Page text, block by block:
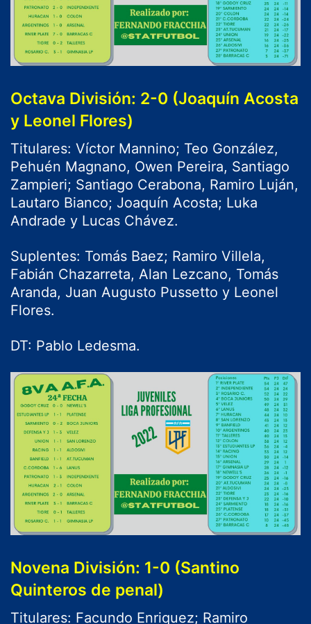
Octava División: 2-0 (Joaquín Acosta
y Leonel Flores)
Titulares: Víctor Mannino; Teo González,
Pehuén Magnano, Owen Pereira, Santiago
Zampieri; Santiago Cerabona, Ramiro Luján,
Lautaro Bianco; Joaquín Acosta; Luka
Andrade y Lucas Chávez.
Suplentes: Tomás Baez; Ramiro Villela,
Fabián Chazarreta, Alan Lezcano, Tomás
Aranda, Juan Augusto Pussetto y Leonel
Flores.
DT: Pablo Ledesma.
Novena División: 1-0 (Santino
Quinteros de penal)
Titulares: Facundo Enriquez; Ramiro